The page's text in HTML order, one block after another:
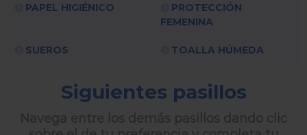
PAPEL HIGIÉNICO
PROTECCIÓN
FEMENINA
SUEROS TOALLA HÚMEDA
Siguientes pasillos